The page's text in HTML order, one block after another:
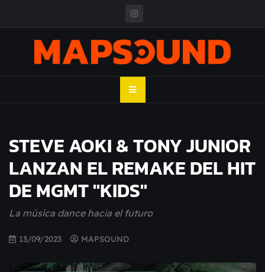
MAPSOUND
STEVE AOKI & TONY JUNIOR
LANZAN EL REMAKE DEL HIT
DE MGMT "KIDS"
La música dance hacia el futuro
13/09/2023 MAPSOUND